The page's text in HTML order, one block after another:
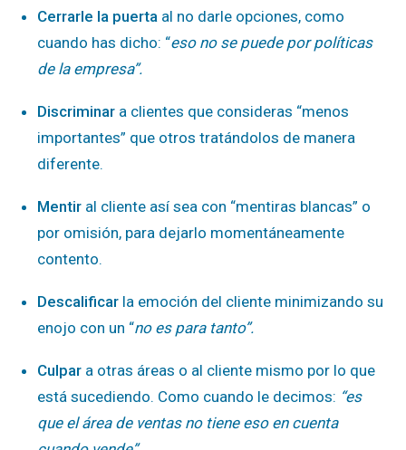
Cerrarle la puerta al no darle opciones, como
cuando has dicho: “eso no se puede por políticas
de la empresa”.
Discriminar a clientes que consideras “menos
importantes” que otros tratándolos de manera
diferente.
Mentir al cliente así sea con “mentiras blancas” o
por omisión, para dejarlo momentáneamente
contento.
Descalificar la emoción del cliente minimizando su
enojo con un “no es para tanto”.
Culpar a otras áreas o al cliente mismo por lo que
está sucediendo. Como cuando le decimos: “es
que el área de ventas no tiene eso en cuenta